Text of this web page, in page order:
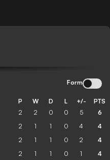
Form
P W D L +/- PTS
2 2 0 0 5 6
2 1 1 0 4 4
2 1 1 0 2 4
2 1 1 0 1 4